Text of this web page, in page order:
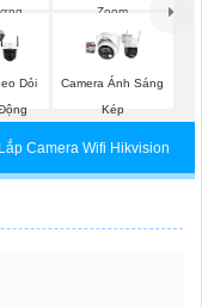
Zoom
Dỏi
Camera Ánh Sáng
Kép
Lắp Camera Wifi Hikvision